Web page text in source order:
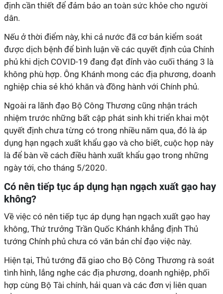
định cần thiết để đảm bảo an toàn sức khỏe cho người
dân.
Nếu ở thời điểm này, khi cả nước đã cơ bản kiểm soát
được dịch bệnh để bình luận về các quyết định của Chính
phủ khi dịch COVID-19 đang đạt đỉnh vào cuối tháng 3 là
không phù hợp. Ông Khánh mong các địa phương, doanh
nghiệp chia sẻ khó khăn và đồng hành với Chính phủ.
Ngoài ra lãnh đạo Bộ Công Thương cũng nhận trách
nhiệm trước những bất cập phát sinh khi triển khai một
quyết định chưa từng có trong nhiều năm qua, đó là áp
dụng hạn ngạch xuất khẩu gạo và cho biết, cuộc họp này
là để bàn về cách điều hành xuất khẩu gạo trong những
ngày tới, cho tháng 5/2020.
Có nên tiếp tục áp dụng hạn ngạch xuất gạo hay
không?
Về việc có nên tiếp tục áp dụng hạn ngạch xuất gạo hay
không, Thứ trưởng Trần Quốc Khánh khẳng định Thủ
tướng Chính phủ chưa có văn bản chỉ đạo việc này.
Hiện tại, Thủ tướng đã giao cho Bộ Công Thương rà soát
tình hình, lắng nghe các địa phương, doanh nghiệp, phối
hợp cùng Bộ Tài chính, hải quan và các đơn vị liên quan